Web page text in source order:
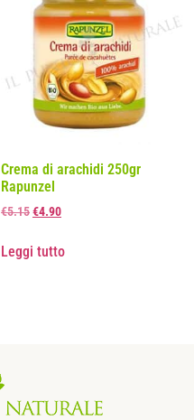
Crema di arachidi 250gr
Rapunzel
€5.15€4.90
Leggi tutto